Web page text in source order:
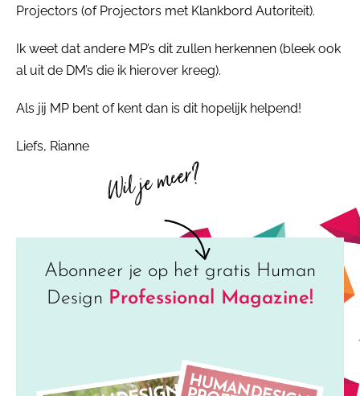
Projectors (of Projectors met Klankbord Autoriteit).
Ik weet dat andere MP’s dit zullen herkennen (bleek ook
al uit de DM’s die ik hierover kreeg).
Als jij MP bent of kent dan is dit hopelijk helpend!
Liefs, Rianne
Wil je meer?
Abonneer je op het gratis Human
Design Professional Magazine!